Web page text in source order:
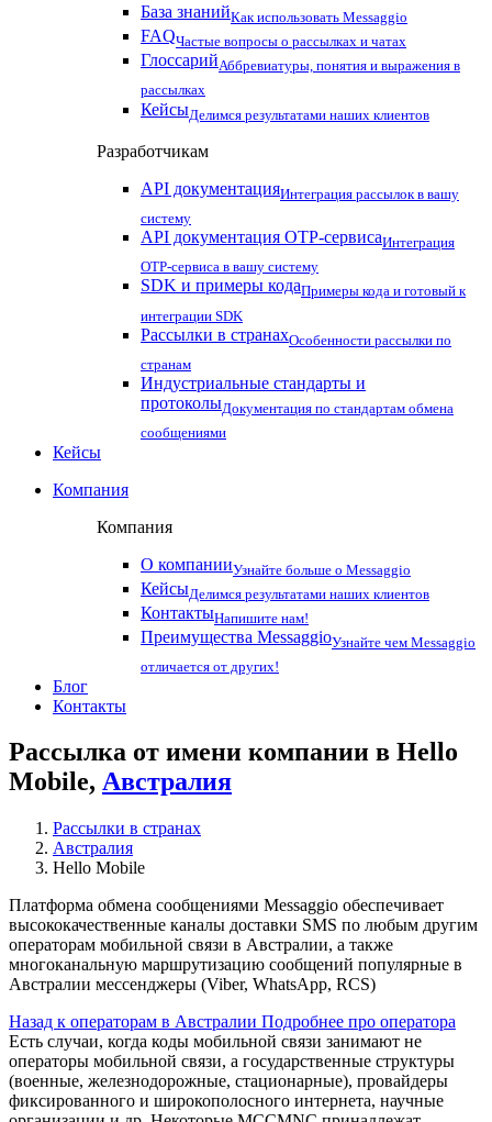
База знанийКак использовать Messaggio
FAQЧастые вопросы о рассылках и чатах
ГлоссарийАббревиатуры, понятия и выражения в
рассылках
КейсыДелимся результатами наших клиентов
Разработчикам
API документацияИнтеграция рассылок в вашу
систему
API документация OTP-сервисаИнтеграция
OTP-сервиса в вашу систему
SDK и примеры кодаПримеры кода и готовый к
интеграции SDK
Рассылки в странахОсобенности рассылки по
странам
Индустриальные стандарты и
протоколыДокументация по стандартам обмена
сообщениями
Кейсы
Компания
Компания
О компанииУзнайте больше о Messaggio
КейсыДелимся результатами наших клиентов
КонтактыНапишите нам!
Преимущества MessaggioУзнайте чем Messaggio
отличается от других!
Блог
Контакты
Рассылка от имени компании в Hello
Mobile, Австралия
Рассылки в странах
Австралия
Hello Mobile
Платформа обмена сообщениями Messaggio обеспечивает
высококачественные каналы доставки SMS по любым другим
операторам мобильной связи в Австралии, а также
многоканальную маршрутизацию сообщений популярные в
Австралии мессенджеры (Viber, WhatsApp, RCS)
Назад к операторам в Австралии Подробнее про оператора
Есть случаи, когда коды мобильной связи занимают не
операторы мобильной связи, а государственные структуры
(военные, железнодорожные, стационарные), провайдеры
фиксированного и широкополосного интернета, научные